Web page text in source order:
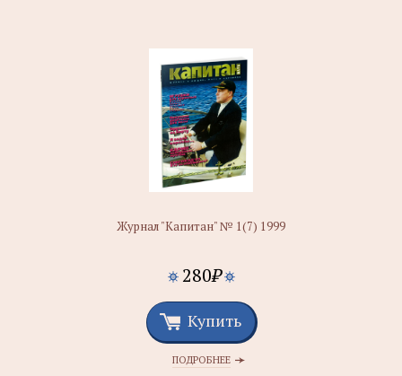
Журнал "Капитан" № 1(7) 1999
280₽
Купить
ПОДРОБНЕЕ